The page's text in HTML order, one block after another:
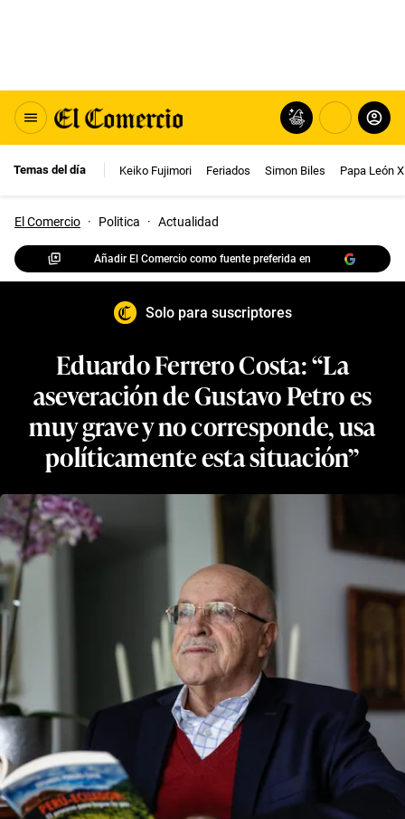
Temas del día Keiko Fujimori Feriados Simon Biles Papa León
El Comercio · Politica · Actualidad
Añadir El Comercio como fuente preferida en
Solo para suscriptores
Eduardo Ferrero Costa: “La
aseveración de Gustavo Petro es
muy grave y no corresponde, usa
políticamente esta situación”